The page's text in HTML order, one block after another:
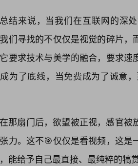
总结来说，当我们在互联网的深
们寻找的不仅仅是视觉的碎片
要求技术与美学的融合，要求
为了底线，当免费成为了诚意
在那扇门后，欲望被正视，感官被
力。这不🎯仅仅是看视频，这
能给予自己最直接、最纯粹的犒